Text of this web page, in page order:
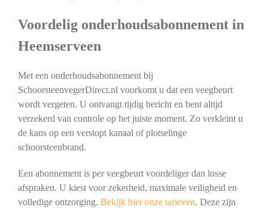
Voordelig onderhoudsabonnement in
Heemserveen
Met een onderhoudsabonnement bij
SchoorsteenvegerDirect.nl voorkomt u dat een veegbeurt
wordt vergeten. U ontvangt tijdig bericht en bent altijd
verzekerd van controle op het juiste moment. Zo verkleint u
de kans op een verstopt kanaal of plotselinge
schoorsteenbrand.
Een abonnement is per veegbeurt voordeliger dan losse
afspraken. U kiest voor zekerheid, maximale veiligheid en
volledige ontzorging. Bekijk hier onze tarieven. Deze zijn